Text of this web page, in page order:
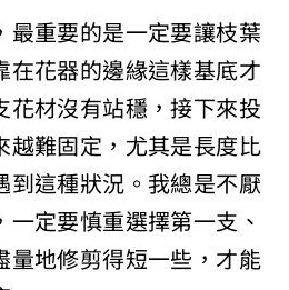
重要的是一定要讓枝葉
花器的邊緣這樣基底才
材沒有站穩，接下來投
難固定，尤其是長度比
這種狀況。我總是不厭
定要慎重選擇第一支、
地修剪得短一些，才能